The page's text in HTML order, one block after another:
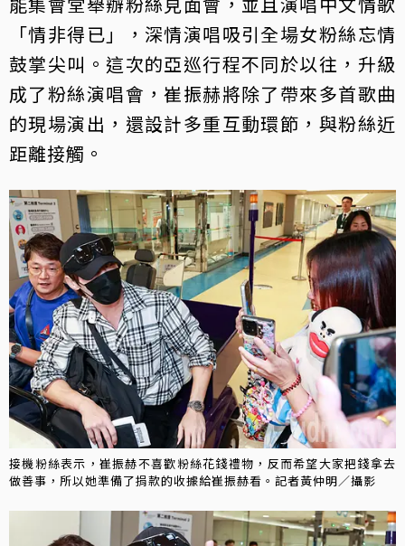
「情非得已」，深情演唱吸引全場女粉絲忘情
鼓掌尖叫。這次的亞巡行程不同於以往，升級
成了粉絲演唱會，崔振赫將除了帶來多首歌曲
的現場演出，還設計多重互動環節，與粉絲近
距離接觸。
接機粉絲表示，崔振赫不喜歡粉絲花錢禮物，反而希望大家把錢拿去
做善事，所以她準備了捐款的收據給崔振赫看。記者黃仲明／攝影